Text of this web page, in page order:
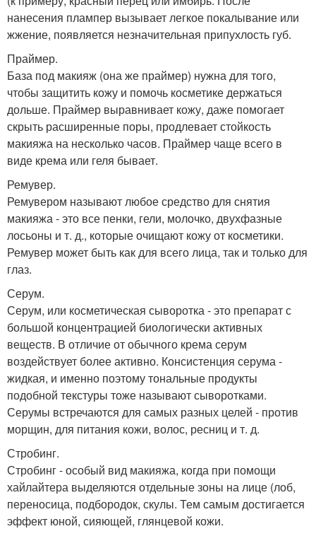
нанесения плампер вызывает легкое покалывание или
жжение, появляется незначительная припухлость губ.
Праймер.
База под макияж (она же праймер) нужна для того,
чтобы защитить кожу и помочь косметике держаться
дольше. Праймер выравнивает кожу, даже помогает
скрыть расширенные поры, продлевает стойкость
макияжа на несколько часов. Праймер чаще всего в
виде крема или геля бывает.
Ремувер.
Ремувером называют любое средство для снятия
макияжа - это все пенки, гели, молочко, двухфазные
лосьоны и т. д., которые очищают кожу от косметики.
Ремувер может быть как для всего лица, так и только для
глаз.
Серум.
Серум, или косметическая сыворотка - это препарат с
большой концентрацией биологически активных
веществ. В отличие от обычного крема серум
воздействует более активно. Консистенция серума -
жидкая, и именно поэтому тональные продукты
подобной текстуры тоже называют сыворотками.
Серумы встречаются для самых разных целей - против
морщин, для питания кожи, волос, ресниц и т. д.
Стробинг.
Стробинг - особый вид макияжа, когда при помощи
хайлайтера выделяются отдельные зоны на лице (лоб,
переносица, подбородок, скулы. Тем самым достигается
эффект юной, сияющей, глянцевой кожи.